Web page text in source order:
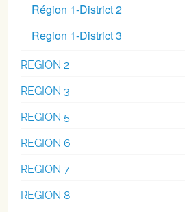
Région 1-District 2
Region 1-District 3
REGION 2
REGION 3
REGION 5
REGION 6
REGION 7
REGION 8